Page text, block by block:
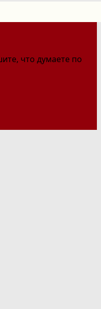
что думаете по